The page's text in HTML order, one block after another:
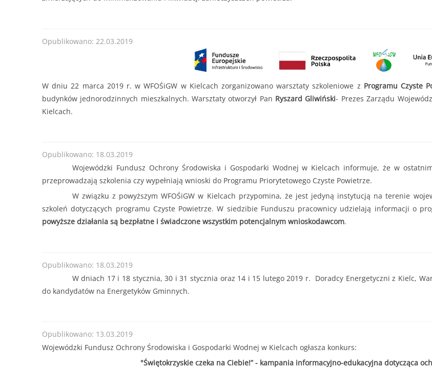
od 30.06.2025 r. do 11.07.2025r. do godziny 15:30 lub do czasu
Forma dofinansowania:
Kwota naboru na 2025r. na zadania bieżące:
112 000,00 zł
Maksymalna kwota dofinansowania na jedno przedsięwzięcie objęte wnioskiem nie może przekroczyć8
Opublikowano: 22.03.2019
W dniu 22 marca 2019 r. w WFOŚiGW w Kielcach zorganizowano warsztaty szkoleniowe z Programu Czyste
budynków jednorodzinnych mieszkalnych. Warsztaty otworzył Pan Ryszard Gliwiński- Prezes Zarządu
Kielcach.
Opublikowano: 18.03.2019
Wojewódzki Fundusz Ochrony Środowiska i Gospodarki Wodnej w Kielcach informuje, że w
przeprowadzają szkolenia czy wypełniają wnioski do Programu Priorytetowego Czyste Powietrze.
W związku z powyższym WFOŚiGW w Kielcach przypomina, że jest jedyną instytucją na terenie
szkoleń dotyczących programu Czyste Powietrze. W siedzibie Funduszu pracownicy udzielają informacji o
powyższe działania są bezpłatne i świadczone wszystkim potencjalnym wnioskodawcom.
Opublikowano: 18.03.2019
W dniach 17 i 18 stycznia, 30 i 31 stycznia oraz 14 i 15 lutego 2019 r. Doradcy Energetyczni z Kielc,
do kandydatów na Energetyków Gminnych.
Opublikowano: 13.03.2019
Wojewódzki Fundusz Ochrony Środowiska i Gospodarki Wodnej w Kielcach ogłasza konkurs:
"Świętokrzyskie czeka na Ciebie!” - kampania informacyjno-edukacyjna dotycząca